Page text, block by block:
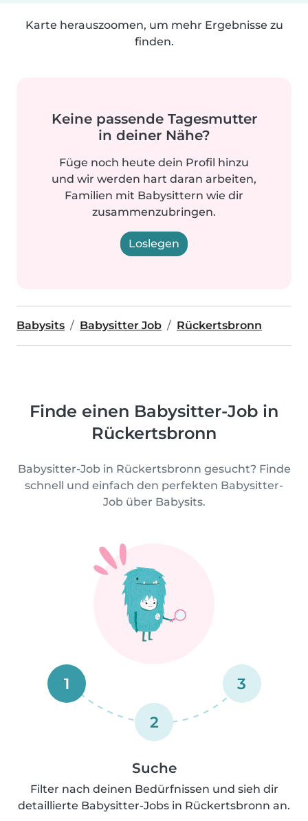
Karte herauszoomen, um mehr Ergebnisse zu
finden.
Keine passende Tagesmutter
in deiner Nähe?
Füge noch heute dein Profil hinzu
und wir werden hart daran arbeiten,
Familien mit Babysittern wie dir
zusammenzubringen.
Loslegen
Babysits Babysitter Job Rückertsbronn
Finde einen Babysitter-Job in
Rückertsbronn
Babysitter-Job in Rückertsbronn gesucht? Finde
schnell und einfach den perfekten Babysitter-
Job über Babysits.
1
2
3
Suche
Filter nach deinen Bedürfnissen und sieh dir
detaillierte Babysitter-Jobs in Rückertsbronn an.